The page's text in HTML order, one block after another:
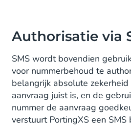
Authorisatie via
SMS wordt bovendien
voor nummerbehoud te
belangrijk absolute
aanvraag juist is, en de
nummer de aanvraag
verstuurt PortingXS een SMS